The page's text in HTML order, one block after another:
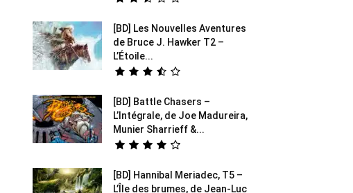
[BD] Les Nouvelles Aventures
de Bruce J. Hawker T2 –
L’Étoile...
[BD] Battle Chasers –
L’Intégrale, de Joe Madureira,
Munier Sharrieff &...
[BD] Hannibal Meriadec, T5 –
L’Île des brumes, de Jean-Luc